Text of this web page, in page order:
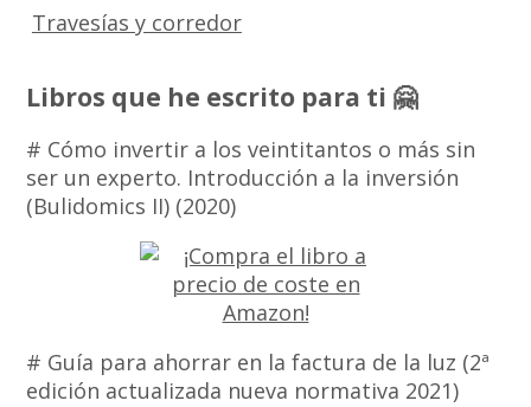
Travesías y corredor
Libros que he escrito para ti 🤗
# Cómo invertir a los veintitantos o más sin
ser un experto. Introducción a la inversión
(Bulidomics II) (2020)
# Guía para ahorrar en la factura de la luz (2ª
edición actualizada nueva normativa 2021)